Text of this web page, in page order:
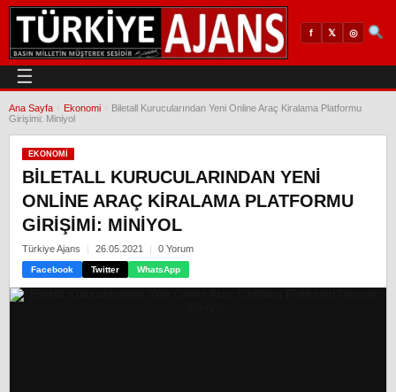
f 𝕏 ◎
☰
Ana Sayfa Ekonomi
Biletall Kurucularından Yeni Online Araç Kiralama Platformu
Girişimi: Miniyol
EKONOMI
BILETALL KURUCULARINDAN YENI
ONLINE ARAÇ KIRALAMA PLATFORMU
GIRIŞIMI: MINIYOL
Türkiye Ajans 26.05.2021 0 Yorum
Facebook Twitter WhatsApp